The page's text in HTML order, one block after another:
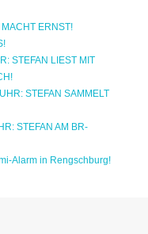
ERNST!
STEFAN LIEST MIT
STEFAN SAMMELT
STEFAN AM BR-
Alarm in Rengschburg!